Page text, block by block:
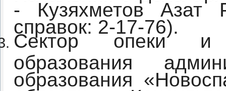
- Кузяхметов Азат
справок: 2-17-76).
Сектор опеки и
образования
образования